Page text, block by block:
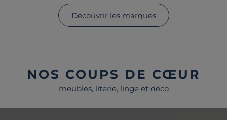
Découvrir les marques
NOS COUPS DE CŒUR
meubles, literie, linge et déco